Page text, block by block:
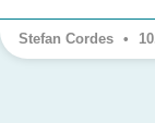
Stefan Cordes